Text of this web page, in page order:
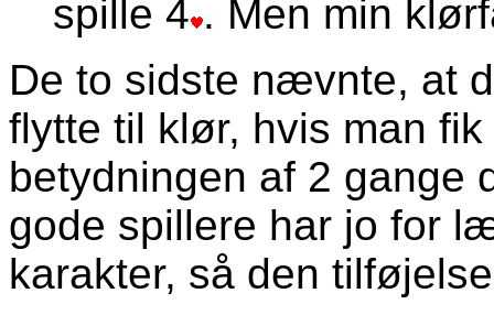
spille 4 . Men min
De to sidste nævnte, at
flytte til klør, hvis man
betydningen af 2 gange
gode spillere har jo for
karakter, så den